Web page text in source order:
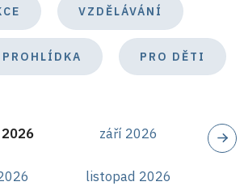
VZDĚLÁVÁNÍ
PRO DĚTI
září 2026
listopad 2026